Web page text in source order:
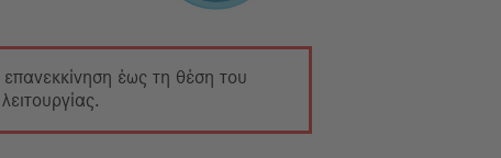
επανεκκίνηση έως τη θέση του